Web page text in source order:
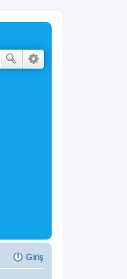
Giriş